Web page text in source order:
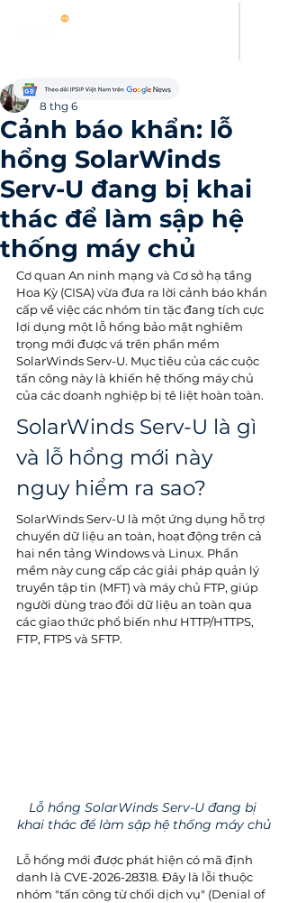
Cảnh báo khẩn: lỗ
hổng SolarWinds
Serv-U đang bị khai
thác để làm sập hệ
thống máy chủ
Evelyn Carter
8 thg 6
Cơ quan An ninh mạng và Cơ sở hạ tầng
Hoa Kỳ (CISA) vừa đưa ra lời cảnh báo khẩn
cấp về việc các nhóm tin tặc đang tích cực
lợi dụng một lỗ hổng bảo mật nghiêm
trọng mới được vá trên phần mềm
SolarWinds Serv-U. Mục tiêu của các cuộc
tấn công này là khiến hệ thống máy chủ
của các doanh nghiệp bị tê liệt hoàn toàn.
SolarWinds Serv-U là gì
và lỗ hổng mới này
nguy hiểm ra sao?
SolarWinds Serv-U là một ứng dụng hỗ trợ
chuyển dữ liệu an toàn, hoạt động trên cả
hai nền tảng Windows và Linux. Phần
mềm này cung cấp các giải pháp quản lý
truyền tập tin (MFT) và máy chủ FTP, giúp
người dùng trao đổi dữ liệu an toàn qua
các giao thức phổ biến như HTTP/HTTPS,
FTP, FTPS và SFTP.
Lỗ hổng SolarWinds Serv-U đang bị
khai thác để làm sập hệ thống máy chủ
Lỗ hổng mới được phát hiện có mã định
danh là CVE-2026-28318. Đây là lỗi thuộc
nhóm "tấn công từ chối dịch vụ" (Denial of